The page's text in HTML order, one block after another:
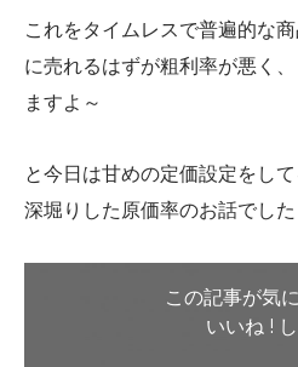
これをタイムレスで普遍的な
に売れるはずが粗利率が悪く
ますよ～
と今日は甘めの定価設定をし
深堀りした原価率のお話でした
この記事が気
いいね !